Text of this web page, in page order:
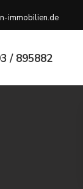
immobilien.de
/ 895882